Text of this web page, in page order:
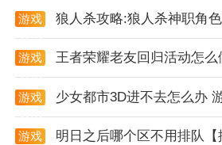
用户体验良好。
2. 娱乐性强：软件提供了多种娱
热词等，增加了用户的使用乐趣。
3. 安全性高：软件不会获取用户
用户数据安全，让用户使用更加放
游戏
狼人杀攻略:狼人杀神职角
游戏
王者荣耀老友回归活动怎
游戏
少女都市3D进不去怎么办
游戏
明日之后哪个区不用排队